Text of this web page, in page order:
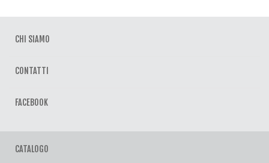
CHI SIAMO
CONTATTI
FACEBOOK
CATALOGO